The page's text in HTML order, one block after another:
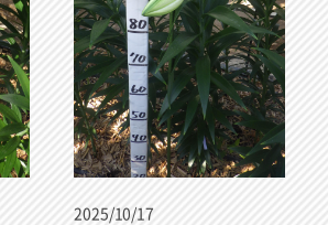
2025/10/17